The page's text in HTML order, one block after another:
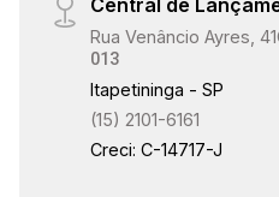
Rua Venâncio Ayres,
013
Itapetininga - SP
(15) 2101-6161
Creci: C-14717-J